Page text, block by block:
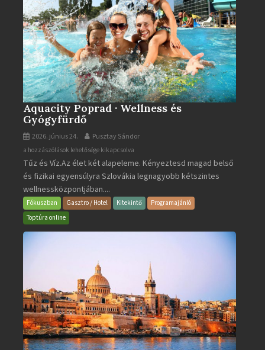
Aquacity Poprad · Wellness és
Gyógyfürdő
2026. június 24. Pusztay Sándor
Aquacity
Poprad
·
Wellness
és
Gyógyfürdő
a hozzászólások lehetősége kikapcsolva
Tűz és Víz.Az élet két alapeleme. Kényeztesd magad belső
és fizikai egyensúlyra Szlovákia legnagyobb kétszintes
wellnessközpontjában....
Fókuszban Gasztro / Hotel Kitekintő
Programajánló
Toptúra online